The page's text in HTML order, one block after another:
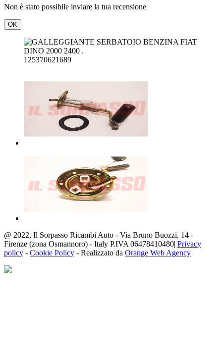
Non è stato possibile inviare la tua recensione
OK
125370621689
@ 2022, Il Sorpasso Ricambi Auto - Via Bruno Buozzi, 14 -
Firenze (zona Osmannoro) - Italy P.IVA 06478410480| Privacy
policy - Cookie Policy - Realizzato da Orange Web Agency